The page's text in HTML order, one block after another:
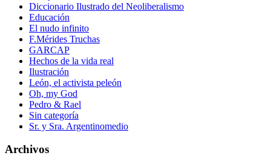
Diccionario Ilustrado del Neoliberalismo
Educación
El nudo infinito
F.Mérides Truchas
GARCAP
Hechos de la vida real
Ilustración
León, el activista peleón
Oh, my God
Pedro & Rael
Sin categoría
Sr. y Sra. Argentinomedio
Archivos